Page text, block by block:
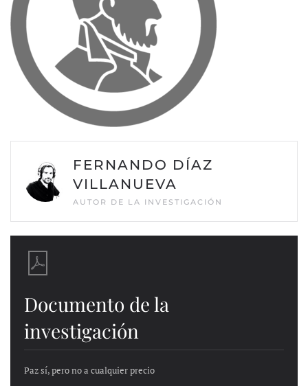
FERNANDO DÍAZ
VILLANUEVA
AUTOR DE LA INVESTIGACIÓN
Documento de la
investigación
Paz sí, pero no a cualquier precio